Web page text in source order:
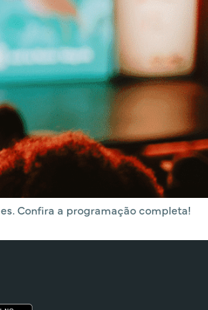
Confira a programação completa!